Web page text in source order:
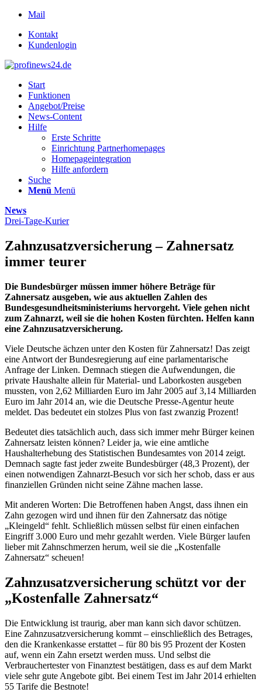
Mail
Kontakt
Kundenlogin
Start
Funktionen
Angebot/Preise
News-Content
Hilfe
Erste Schritte
Einrichtung Partnerhomepages
Homepageintegration
Hilfe anfordern
Suche
Menü Menü
News
Drei-Tage-Kurier
Zahnzusatzversicherung – Zahnersatz
immer teurer
Die Bundesbürger müssen immer höhere Beträge für
Zahnersatz ausgeben, wie aus aktuellen Zahlen des
Bundesgesundheitsministeriums hervorgeht. Viele gehen nicht
zum Zahnarzt, weil sie die hohen Kosten fürchten. Helfen kann
eine Zahnzusatzversicherung.
Viele Deutsche ächzen unter den Kosten für Zahnersatz! Das zeigt
eine Antwort der Bundesregierung auf eine parlamentarische
Anfrage der Linken. Demnach stiegen die Aufwendungen, die
private Haushalte allein für Material- und Laborkosten ausgeben
mussten, von 2,62 Milliarden Euro im Jahr 2005 auf 3,14 Milliarden
Euro im Jahr 2014 an, wie die Deutsche Presse-Agentur heute
meldet. Das bedeutet ein stolzes Plus von fast zwanzig Prozent!
Bedeutet dies tatsächlich auch, dass sich immer mehr Bürger keinen
Zahnersatz leisten können? Leider ja, wie eine amtliche
Haushalterhebung des Statistischen Bundesamtes von 2014 zeigt.
Demnach sagte fast jeder zweite Bundesbürger (48,3 Prozent), der
einen notwendigen Zahnarzt-Besuch vor sich her schob, dass er aus
finanziellen Gründen nicht seine Zähne machen lasse.
Mit anderen Worten: Die Betroffenen haben Angst, dass ihnen ein
Zahn gezogen wird und ihnen für den Zahnersatz das nötige
„Kleingeld“ fehlt. Schließlich müssen selbst für einen einfachen
Eingriff 3.000 Euro und mehr gezahlt werden. Viele Bürger laufen
lieber mit Zahnschmerzen herum, weil sie die „Kostenfalle
Zahnersatz“ scheuen!
Zahnzusatzversicherung schützt vor der
„Kostenfalle Zahnersatz“
Die Entwicklung ist traurig, aber man kann sich davor schützen.
Eine Zahnzusatzversicherung kommt – einschließlich des Betrages,
den die Krankenkasse erstattet – für 80 bis 95 Prozent der Kosten
auf, wenn ein Zahn ersetzt werden muss. Und selbst die
Verbrauchertester von Finanztest bestätigen, dass es auf dem Markt
viele sehr gute Angebote gibt. Bei einem Test im Jahr 2014 erhielten
55 Tarife die Bestnote!